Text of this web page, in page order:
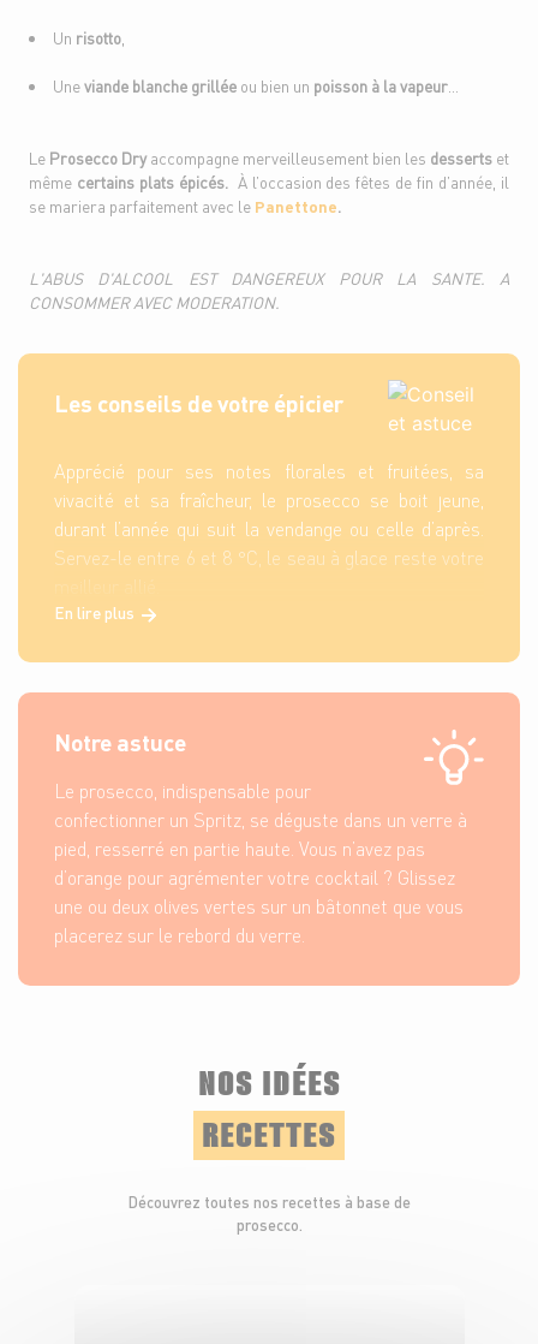
Un risotto,
Uneviande blanche grilléeou bien un poisson à la vapeur…
Le Prosecco Dryaccompagne merveilleusement bien les desserts et
même certains plats épicés. À l’occasion des fêtes de fin d’année, il
se mariera parfaitement avec le Panettone.
L'ABUS D'ALCOOL EST DANGEREUX POUR LA SANTE. A
CONSOMMER AVEC MODERATION.
Les conseils de votre épicier
Apprécié pour ses notes florales et fruitées, sa
vivacité et sa fraîcheur, le prosecco se boit jeune,
durant l’année qui suit la vendange ou celle d’après.
Servez-le entre 6 et 8 °C, le seau à glace reste votre
meilleur allié.
En lire plus
Notre astuce
Le prosecco, indispensable pour
confectionner un Spritz, se déguste dans un verre à
pied, resserré en partie haute. Vous n’avez pas
d’orange pour agrémenter votre cocktail ? Glissez
une ou deux olives vertes sur un bâtonnet que vous
placerez sur le rebord du verre.
NOS IDÉES
RECETTES
Découvrez toutes nos recettes à base de
prosecco.